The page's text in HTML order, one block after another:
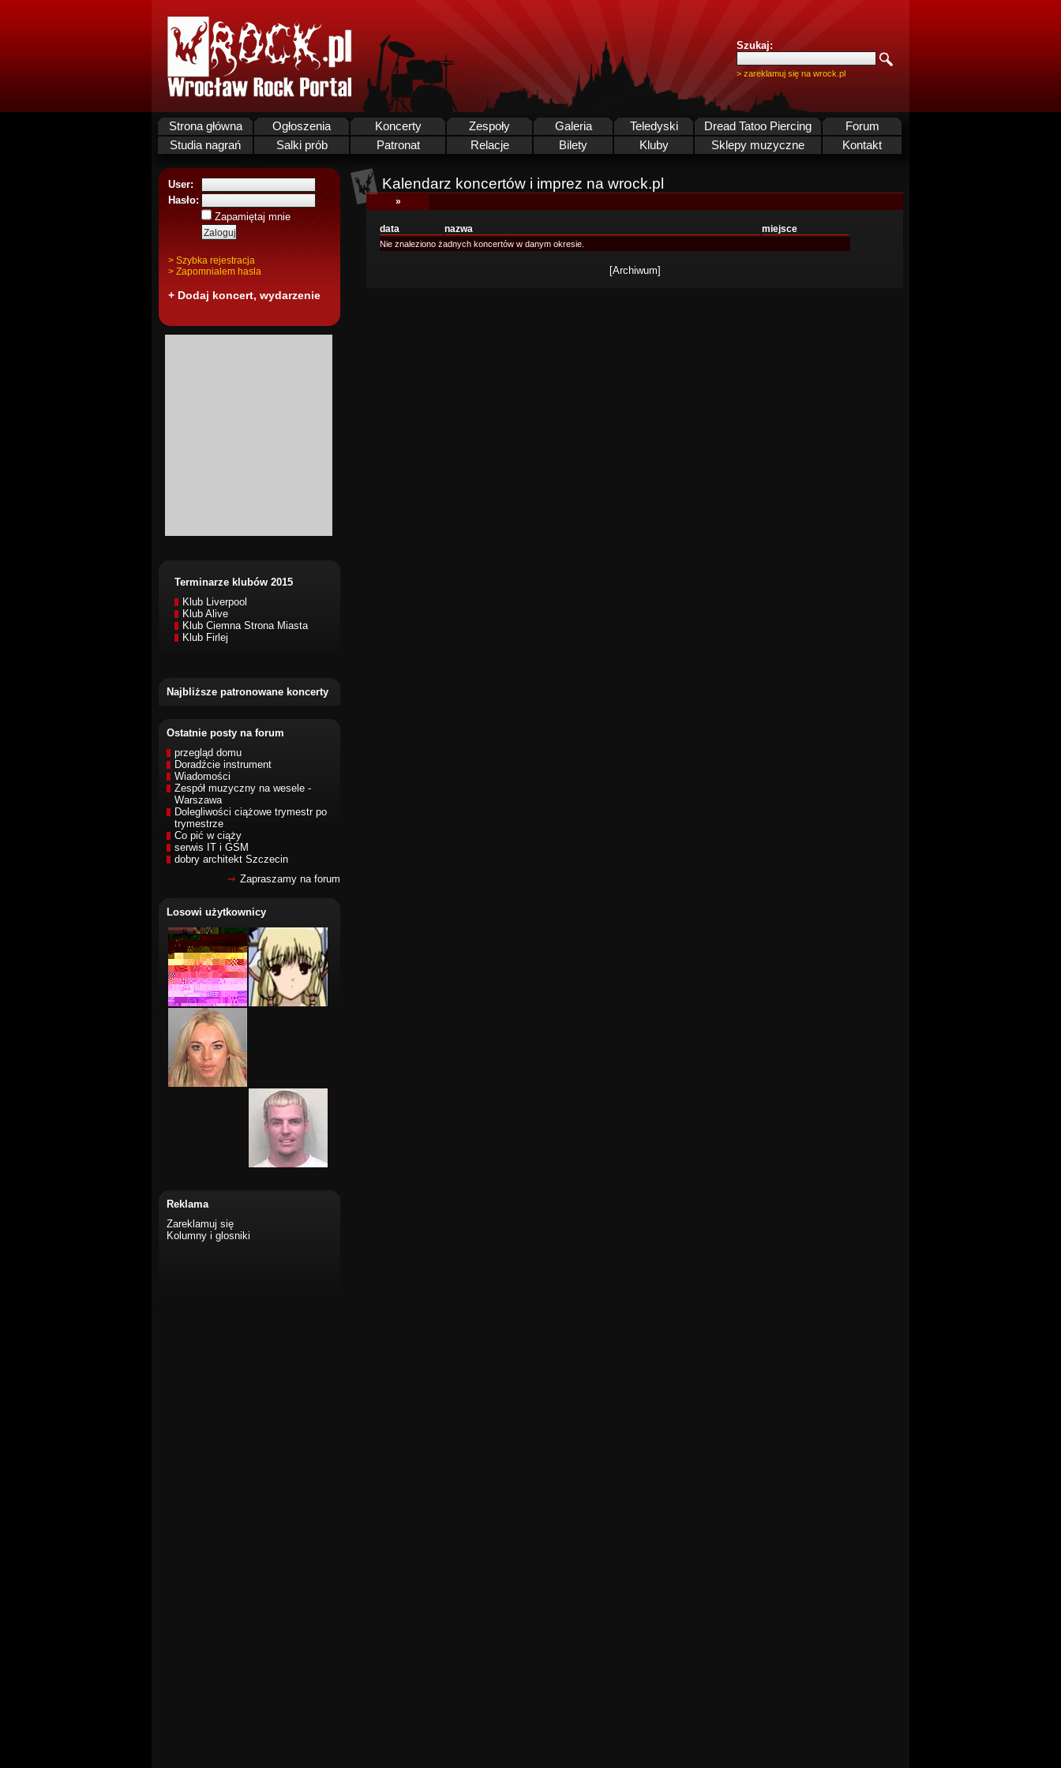
Szukaj:
> zareklamuj się na wrock.pl
Strona główna Ogłoszenia Koncerty Zespoły Galeria Teledyski Dread Tatoo Piercing
Forum
Studia nagrań
Salki prób Patronat Relacje Bilety Kluby Sklepy muzyczne Kontakt
User:
Hasło:
Zapamiętaj mnie
> Szybka rejestracja
> Zapomnialem hasla
+ Dodaj koncert, wydarzenie
Terminarze klubów 2015
Klub Liverpool
Klub Alive
Klub Ciemna Strona Miasta
Klub Firlej
Najbliższe patronowane koncerty
Ostatnie posty na forum
przegląd domu
Doradźcie instrument
Wiadomości
Zespół muzyczny na wesele -
Warszawa
Dolegliwości ciążowe trymestr po
trymestrze
Co pić w ciąży
serwis IT i GSM
dobry architekt Szczecin
Zapraszamy na forum
Losowi użytkownicy
Reklama
Zareklamuj się
Kolumny i glosniki
Kalendarz koncertów i imprez na wrock.pl
»
data nazwa miejsce
Nie znaleziono żadnych koncertów w danym okresie.
[Archiwum]